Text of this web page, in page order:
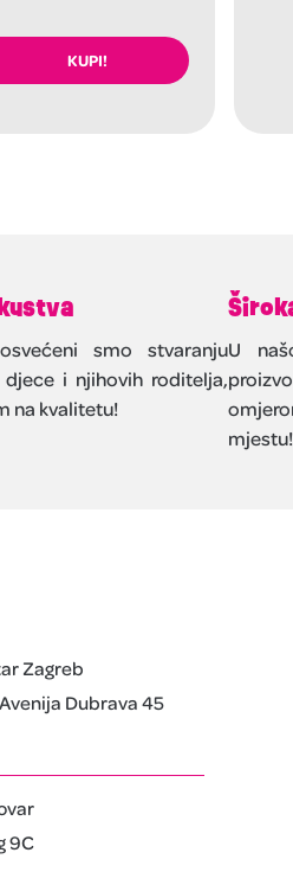
KUPI!
smo stvaranju
i njihovih roditelja,
na kvalitetu!
U
mjestu!
Zagreb
Dubrava 45
9C